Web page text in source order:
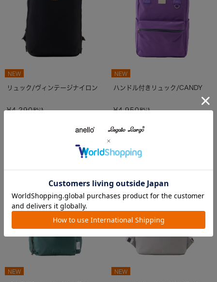
NEW
リュック/ヴィンテージナイロン
¥4,290税込
NEW
ハンドル付きリュック/CANDY
¥4,950税込
NEW NEW